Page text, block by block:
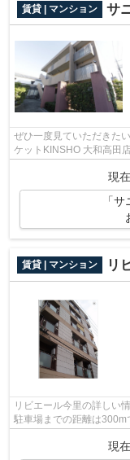
賃貸 | マンション サ
ぜひ一度見ていただきた
ケットKINSHO 大和高田
現
「
賃貸 | マンション リ
リビエール今里の詳しい
駐車場までの距離は
現